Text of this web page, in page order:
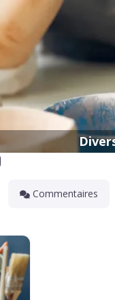
Commentaires